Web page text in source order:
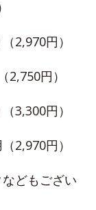
2,970円）
円）
3,300円）
円）
どもござい